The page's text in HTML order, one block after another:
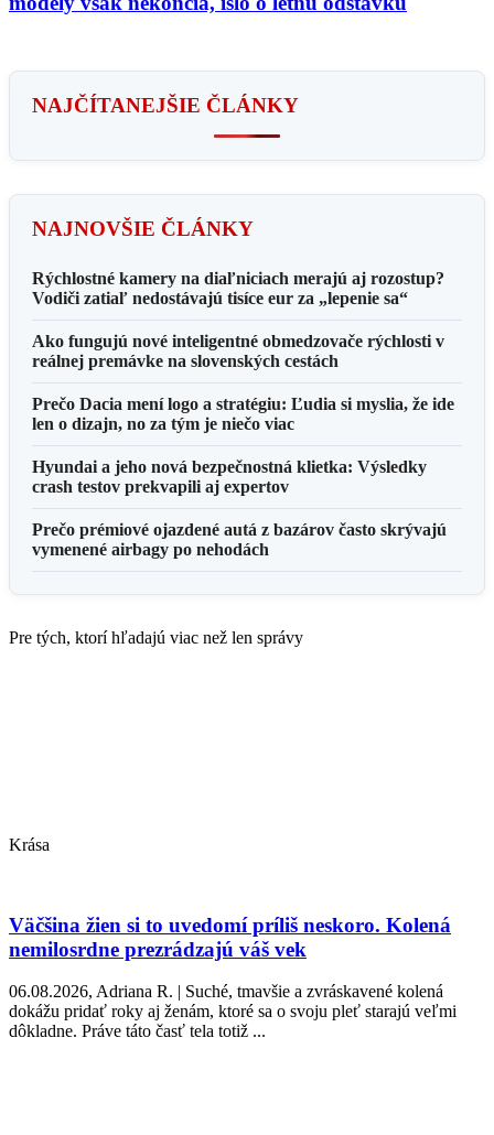
NAJČÍTANEJŠIE ČLÁNKY
NAJNOVŠIE ČLÁNKY
Rýchlostné kamery na diaľniciach merajú aj rozostup?
Vodiči zatiaľ nedostávajú tisíce eur za „lepenie sa“
Ako fungujú nové inteligentné obmedzovače rýchlosti v
reálnej premávke na slovenských cestách
Prečo Dacia mení logo a stratégiu: Ľudia si myslia, že ide
len o dizajn, no za tým je niečo viac
Hyundai a jeho nová bezpečnostná klietka: Výsledky
crash testov prekvapili aj expertov
Prečo prémiové ojazdené autá z bazárov často skrývajú
vymenené airbagy po nehodách
Pre tých, ktorí hľadajú viac než len správy
Krása
Väčšina žien si to uvedomí príliš neskoro. Kolená
nemilosrdne prezrádzajú váš vek
06.08.2026, Adriana R. | Suché, tmavšie a zvráskavené kolená
dokážu pridať roky aj ženám, ktoré sa o svoju pleť starajú veľmi
dôkladne. Práve táto časť tela totiž ...